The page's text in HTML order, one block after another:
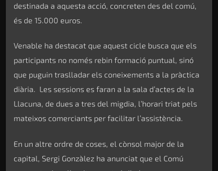
destinada a aquesta acció, concreten des del comú,
és de 15.000 euros.
Venable ha destacat que aquest cicle busca que els
participants no només rebin formació puntual, sinó
que puguin traslladar els coneixements a la pràctica
diària. Les sessions es faran a la sala d’actes de la
Llacuna, de dues a tres del migdia, l’horari triat pels
mateixos comerciants per facilitar l’assistència.
En un altre ordre de coses, el cònsol major de la
capital, Sergi Gonzàlez ha anunciat que el Comú